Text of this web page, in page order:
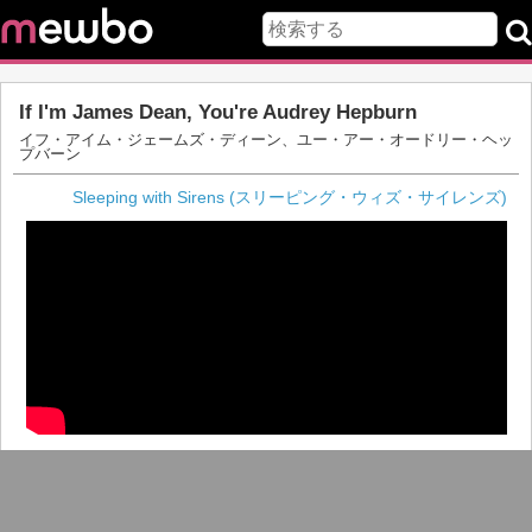
If I'm James Dean, You're Audrey Hepburn
イフ・アイム・ジェームズ・ディーン、ユー・アー・オードリー・ヘッ
プバーン
Sleeping with Sirens (スリーピング・ウィズ・サイレンズ)